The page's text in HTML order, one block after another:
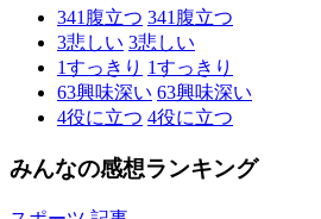
341 腹立つ 341 腹立つ
3悲しい 3悲しい
1すっきり 1すっきり
63興味深い 63興味深い
4役に立つ 4役に立つ
みんなの感想ランキング